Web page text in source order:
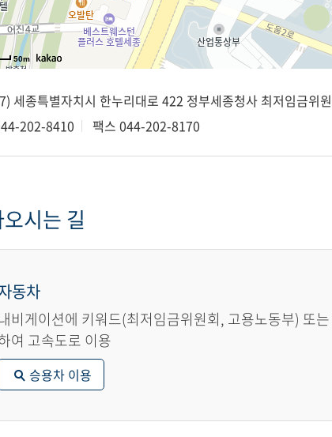
50m
세종특별자치시 한누리대로 422 정부세종청사 최저임금위
202-8410 팩스 044-202-8170
시는 길
동차
내비게이션에 키워드(최저임금위원회, 고용노동부) 또
여 고속도로 이용
승용차 이용